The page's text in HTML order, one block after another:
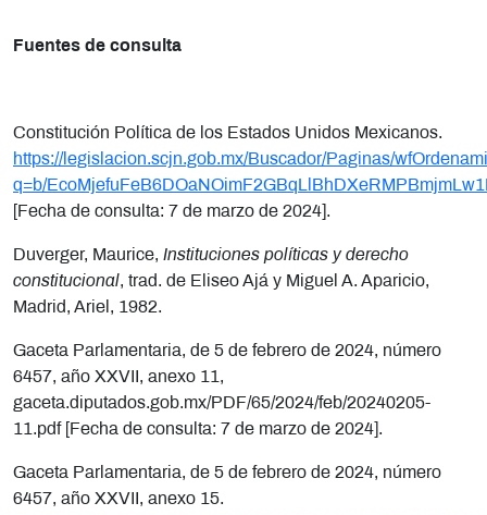
Fuentes de consulta
Constitución Política de los Estados Unidos Mexicanos.
https://legislacion.scjn.gob.mx/Buscador/Paginas/
q=b/
[Fecha de consulta: 7 de marzo de 2024].
Duverger, Maurice, Instituciones políticas y derecho
constitucional, trad. de Eliseo Ajá y Miguel A. Aparicio,
Madrid, Ariel, 1982.
Gaceta Parlamentaria, de 5 de febrero de 2024, número
6457, año XXVII, anexo 11,
gaceta.diputados.gob.mx/PDF/65/2024/feb/20240205-
11.pdf [Fecha de consulta: 7 de marzo de 2024].
Gaceta Parlamentaria, de 5 de febrero de 2024, número
6457, año XXVII, anexo 15.